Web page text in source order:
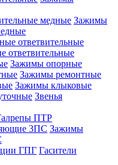
Зажимы
ответвительные
Зажимы опорные
Зажимы ремонтные
Зажимы клыковые
Звенья
ПТР
Зажимы
Гасители